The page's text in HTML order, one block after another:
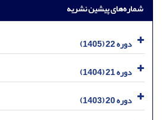
شماره‌های پیشین نشریه
دوره 22 (1405)
دوره 21 (1404)
دوره 20 (1403)